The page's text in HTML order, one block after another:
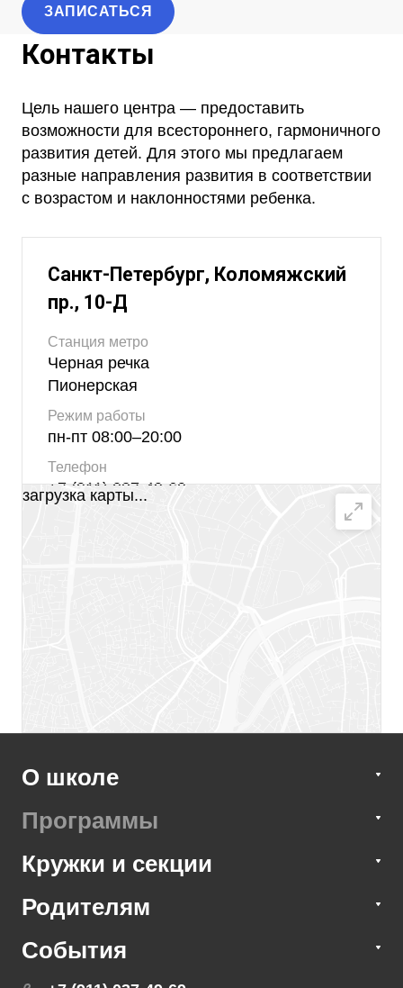
Контакты
Цель нашего центра — предоставить
возможности для всестороннего, гармоничного
развития детей. Для этого мы предлагаем
разные направления развития в соответствии
с возрастом и наклонностями ребенка.
Санкт-Петербург, Коломяжский
пр., 10-Д
Станция метро
Черная речка
Пионерская
Режим работы
пн-пт 08:00–20:00
Телефон
+7 (911) 037-49-69
загрузка карты...
О школе
Программы
Кружки и секции
Родителям
События